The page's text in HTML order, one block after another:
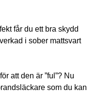
får du ett bra skydd
i sober mattsvart
att den är ”ful”? Nu
som du kan